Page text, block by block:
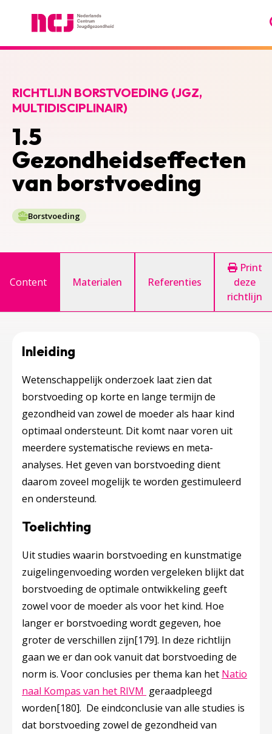
1.5
Gezondheidseffecten
van borstvoeding
RICHTLIJN BORSTVOEDING (JGZ,
MULTIDISCIPLINAIR)
Borstvoeding
Content Materialen Referenties
Print
deze
richtlijn
Inleiding
Wetenschappelijk onderzoek laat zien dat
borstvoeding op korte en lange termijn de
gezondheid van zowel de moeder als haar kind
optimaal ondersteunt. Dit komt naar voren uit
meerdere systematische reviews en meta-
analyses. Het geven van borstvoeding dient
daarom zoveel mogelijk te worden gestimuleerd
en ondersteund.
Toelichting
Uit studies waarin borstvoeding en kunstmatige
zuigelingenvoeding worden vergeleken blijkt dat
borstvoeding de optimale ontwikkeling geeft
zowel voor de moeder als voor het kind. Hoe
langer er borstvoeding wordt gegeven, hoe
groter de verschillen zijn[179]. In deze richtlijn
gaan we er dan ook vanuit dat borstvoeding de
norm is. Voor conclusies per thema kan het Natio
naal Kompas van het RIVM Deze linkt opent in een
geraadpleegd
worden[180]. De eindconclusie van alle studies is
dat borstvoeding zowel de gezondheid van